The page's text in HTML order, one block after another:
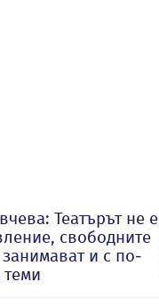
Театърът не е
свободните
занимават и с по-